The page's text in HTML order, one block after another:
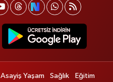
Asayiş Yaşam Sağlık Eğitim